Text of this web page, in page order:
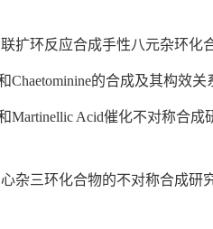
扩环反应合成手性八元杂环化
Chaetominine的合成及其构效关
Martinellic Acid催化不对称合
杂三环化合物的不对称合成研究